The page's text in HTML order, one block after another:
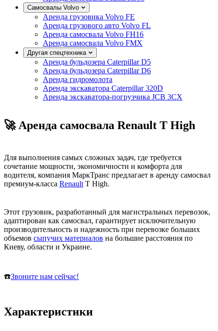
Самосвалы Volvo
Аренда грузовика Volvo FE
Аренда грузового авто Volvo FL
Аренда самосвала Volvo FH16
Аренда самосвала Volvo FMX
Другая спецтехника
Аренда бульдозера Caterpillar D5
Аренда бульдозера Caterpillar D6
Аренда гидромолота
Аренда экскаватора Caterpillar 320D
Аренда экскаватора-погрузчика JCB 3CX
🚀 Аренда самосвала Renault T High
Для выполнения самых сложных задач, где требуется
сочетание мощности, экономичности и комфорта для
водителя, компания МаркТранс предлагает в аренду самосвал
премиум-класса Renault T High.
Этот грузовик, разработанный для магистральных перевозок,
адаптирован как самосвал, гарантирует исключительную
производительность и надежность при перевозке больших
объемов сыпучих материалов на большие расстояния по
Киеву, области и Украине.
☎️Звоните нам сейчас!
Характеристики